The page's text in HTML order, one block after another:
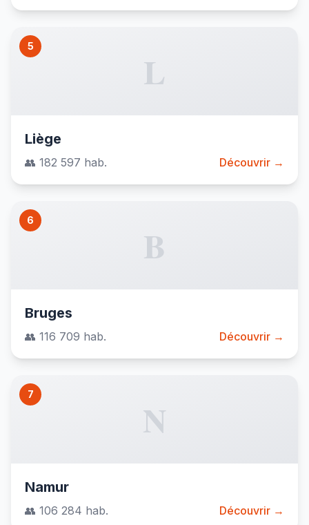
5
L
Liège
👥 182 597 hab. Découvrir →
6
B
Bruges
👥 116 709 hab. Découvrir →
7
N
Namur
👥 106 284 hab. Découvrir →